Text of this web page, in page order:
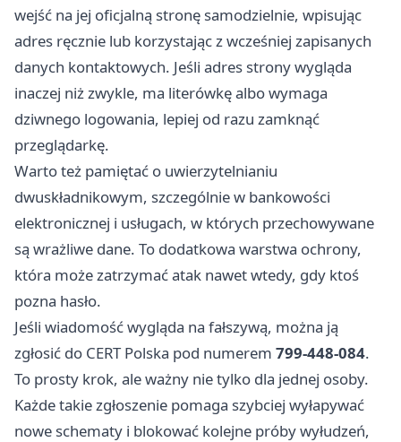
wejść na jej oficjalną stronę samodzielnie, wpisując
adres ręcznie lub korzystając z wcześniej zapisanych
danych kontaktowych. Jeśli adres strony wygląda
inaczej niż zwykle, ma literówkę albo wymaga
dziwnego logowania, lepiej od razu zamknąć
przeglądarkę.
Warto też pamiętać o uwierzytelnianiu
dwuskładnikowym, szczególnie w bankowości
elektronicznej i usługach, w których przechowywane
są wrażliwe dane. To dodatkowa warstwa ochrony,
która może zatrzymać atak nawet wtedy, gdy ktoś
pozna hasło.
Jeśli wiadomość wygląda na fałszywą, można ją
zgłosić do CERT Polska pod numerem 799-448-084.
To prosty krok, ale ważny nie tylko dla jednej osoby.
Każde takie zgłoszenie pomaga szybciej wyłapywać
nowe schematy i blokować kolejne próby wyłudzeń,